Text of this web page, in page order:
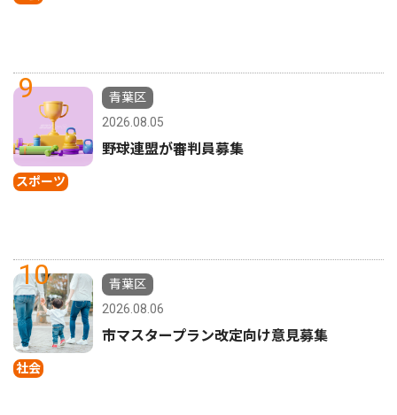
9
スポーツ
青葉区
2026.08.05
野球連盟が審判員募集
10
社会
青葉区
2026.08.06
市マスタープラン改定向け意見募集